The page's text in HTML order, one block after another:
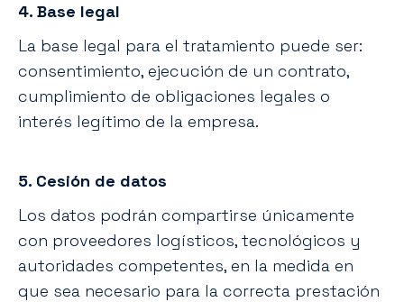
4. Base legal
La base legal para el tratamiento puede ser:
consentimiento, ejecución de un contrato,
cumplimiento de obligaciones legales o
interés legítimo de la empresa.
5. Cesión de datos
Los datos podrán compartirse únicamente
con proveedores logísticos, tecnológicos y
autoridades competentes, en la medida en
que sea necesario para la correcta prestación